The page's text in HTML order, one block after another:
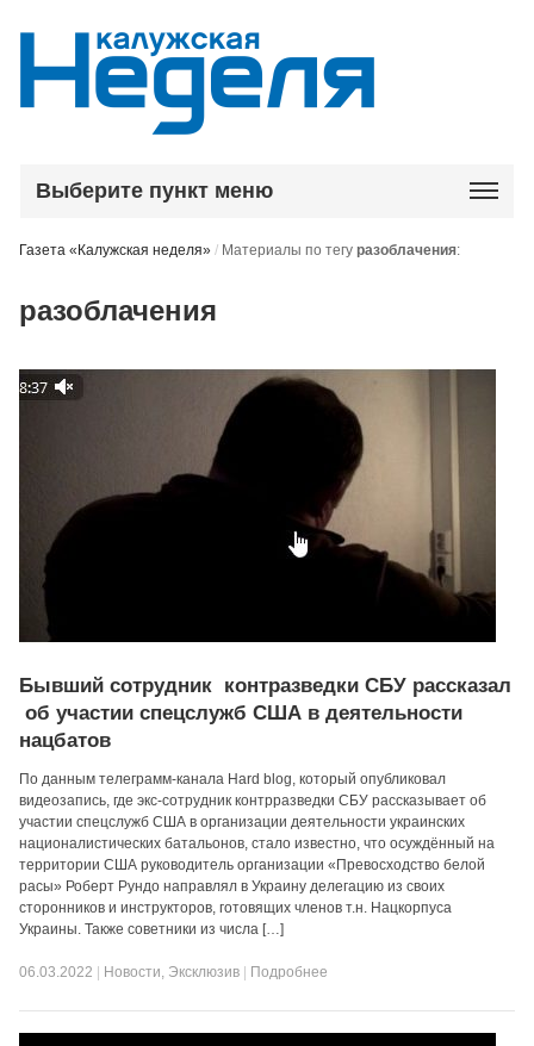
Выберите пункт меню
Газета «Калужская неделя» / Материалы по тегуразоблачения:
разоблачения
Бывший сотрудник контразведки СБУ рассказал
об участии спецслужб США в деятельности
нацбатов
По данным телеграмм-канала Hard blog, который опубликовал
видеозапись, где экс-сотрудник контрразведки СБУ рассказывает об
участии спецслужб США в организации деятельности украинских
националистических батальонов, стало известно, что осуждённый на
территории США руководитель организации «Превосходство белой
расы» Роберт Рундо направлял в Украину делегацию из своих
сторонников и инструкторов, готовящих членов т.н. Нацкорпуса
Украины. Также советники из числа […]
06.03.2022 Новости, Эксклюзив Подробнее